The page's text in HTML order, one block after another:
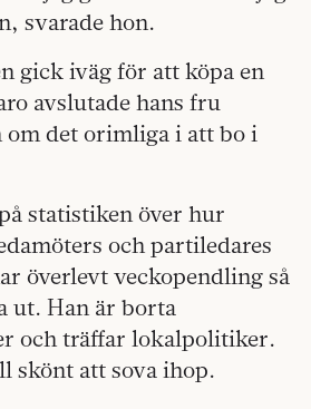
svarade hon.
gick iväg för att köpa en
avslutade hans fru
om det orimliga i att bo i
statistiken över hur
och partiledares
överlevt veckopendling så
ut. Han är borta
och träffar lokalpolitiker.
skönt att sova ihop.